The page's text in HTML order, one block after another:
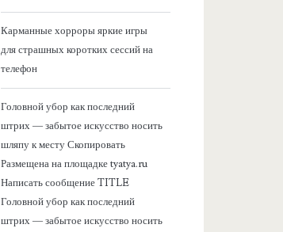
Карманные хорроры яркие игры
для страшных коротких сессий на
телефон
Головной убор как последний
штрих — забытое искусство носить
шляпу к месту Скопировать
Размещена на площадке tyatya.ru
Написать сообщение TITLE
Головной убор как последний
штрих — забытое искусство носить